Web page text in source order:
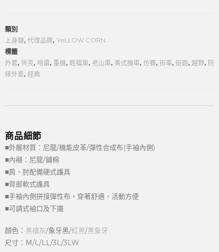
類別
上身類, 代理品牌, YeLLOW CORN
標籤
外套, 夾克, 哈雷, 重機, 輕檔車, 老山車, 美式機車, 仿賽, 街車, 街跑, 越野, 防
摔外套, 經典
商品細節
■外層材質：尼龍/機能皮革/彈性合成布(手袖內側)
■內襯：尼龍/鋪棉
■肩、肘配備硬式護具
■背部軟式護具
■手袖內側拼接彈性布，穿著舒適，活動方便
■可調式袖口及下擺
顏色： 黑槍灰/象牙黑/紅黑/黑象牙
尺寸：Ｍ/L/LL/3L/3LW